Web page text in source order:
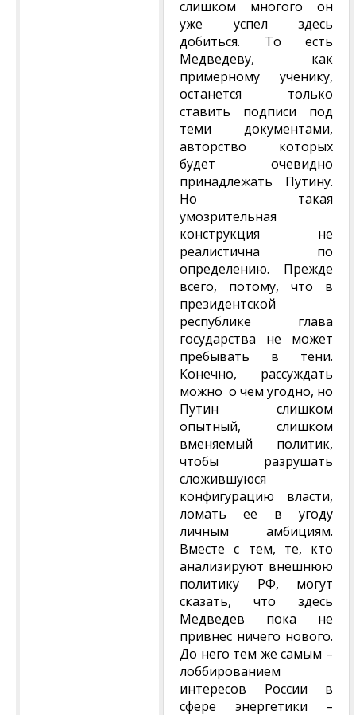
слишком многого он
уже успел здесь
добиться. То есть
Медведеву, как
примерному ученику,
останется только
ставить подписи под
теми документами,
авторство которых
будет очевидно
принадлежать Путину.
Но такая
умозрительная
конструкция не
реалистична по
определению. Прежде
всего, потому, что в
президентской
республике глава
государства не может
пребывать в тени.
Конечно, рассуждать
можно о чем угодно, но
Путин слишком
опытный, слишком
вменяемый политик,
чтобы разрушать
сложившуюся
конфигурацию власти,
ломать ее в угоду
личным амбициям.
Вместе с тем, те, кто
анализируют внешнюю
политику РФ, могут
сказать, что здесь
Медведев пока не
привнес ничего нового.
До него тем же самым –
лоббированием
интересов России в
сфере энергетики –